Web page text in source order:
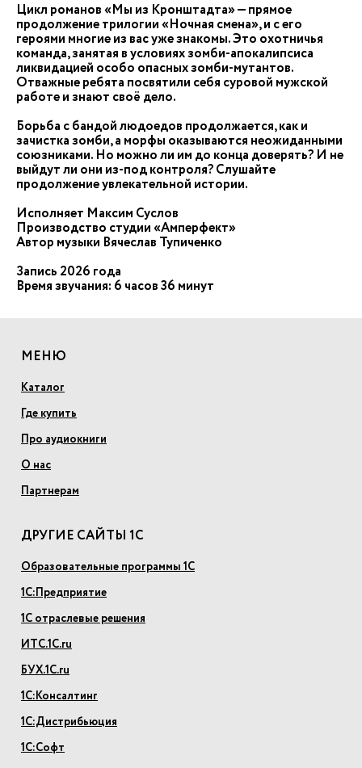
Цикл романов «Мы из Кронштадта» — прямое
продолжение трилогии «Ночная смена», и с его
героями многие из вас уже знакомы. Это охотничья
команда, занятая в условиях зомби-апокалипсиса
ликвидацией особо опасных зомби-мутантов.
Отважные ребята посвятили себя суровой мужской
работе и знают своё дело.
Борьба с бандой людоедов продолжается, как и
зачистка зомби, а морфы оказываются неожиданными
союзниками. Но можно ли им до конца доверять? И не
выйдут ли они из-под контроля? Слушайте
продолжение увлекательной истории.
Исполняет Максим Суслов
Производство студии «Амперфект»
Автор музыки Вячеслав Тупиченко
Запись 2026 года
Время звучания: 6 часов 36 минут
МЕНЮ
Каталог
Где купить
Про аудиокниги
О нас
Партнерам
ДРУГИЕ САЙТЫ 1С
Образовательные программы 1С
1С:Предприятие
1С отраслевые решения
ИТС.1С.ru
БУХ.1С.ru
1С:Консалтинг
1С:Дистрибьюция
1С:Софт